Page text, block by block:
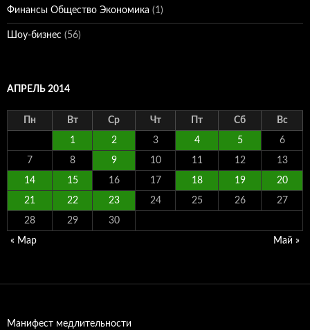
Финансы Общество Экономика (1)
Шоу-бизнес (56)
АПРЕЛЬ 2014
Пн Вт Ср Чт Пт Сб Вс
1 2 3 4 5 6
7 8 9 10 11 12 13
14 15 16 17 18 19 20
21 22 23 24 25 26 27
28 29 30
« Мар Май »
Манифест медлительности